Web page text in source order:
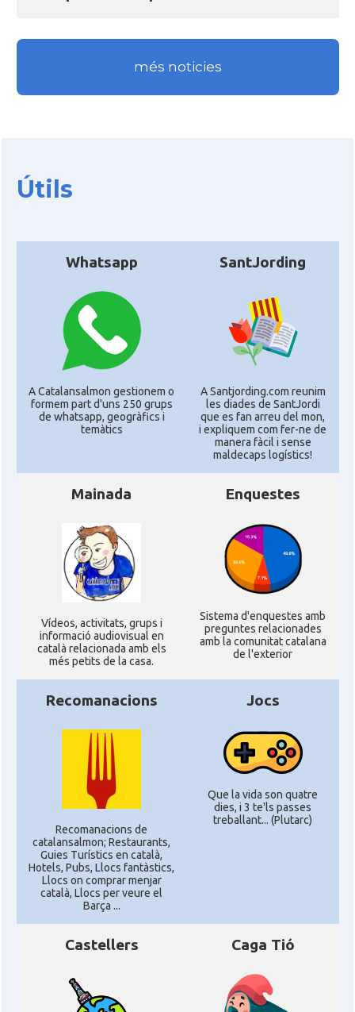
més noticies
Útils
Whatsapp
A Catalansalmon gestionem o
formem part d'uns 250 grups
de whatsapp, geogràfics i
temàtics
SantJording
A Santjording.com reunim
les diades de SantJordi
que es fan arreu del mon,
i expliquem com fer-ne de
manera fàcil i sense
maldecaps logí­stics!
Mainada
Ví­deos, activitats, grups i
informació audiovisual en
català relacionada amb els
més petits de la casa.
Enquestes
Sistema d'enquestes amb
preguntes relacionades
amb la comunitat catalana
de l'exterior
Recomanacions
Recomanacions de
catalansalmon; Restaurants,
Guies Turístics en català,
Hotels, Pubs, Llocs fantàstics,
Llocs on comprar menjar
català, Llocs per veure el
Barça ...
Jocs
Que la vida son quatre
dies, i 3 te'ls passes
treballant... (Plutarc)
Castellers Caga Tió